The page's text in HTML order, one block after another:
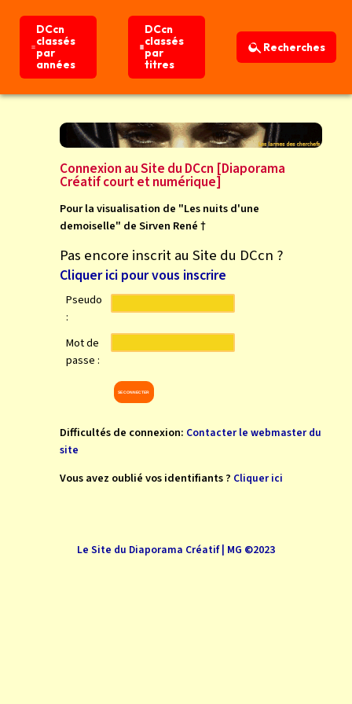
DCcn
classés
par
années
DCcn
classés
par
titres
Recherches
DCcn
classés
par
années
DCcn
classés
par
titres
Recherches
Connexion au Site du DCcn [Diaporama
Créatif court et numérique]
Pour la visualisation de "Les nuits d'une
demoiselle" de Sirven René †
Pas encore inscrit au Site du DCcn ?
Cliquer ici pour vous inscrire
Pseudo
:
Mot de
passe :
Difficultés de connexion: Contacter le webmaster du
site
Vous avez oublié vos identifiants ? Cliquer ici
Le Site du Diaporama Créatif | MG ©2023